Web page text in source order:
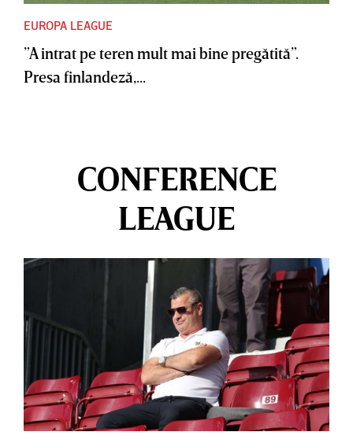
EUROPA LEAGUE
”A intrat pe teren mult mai bine pregătită”.
Presa finlandeză,...
CONFERENCE
LEAGUE